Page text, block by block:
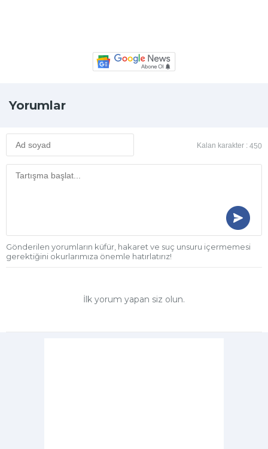
Yorumlar
Kalan karakter : 450
Gönderilen yorumların küfür, hakaret ve suç unsuru içermemesi
gerektiğini okurlarımıza önemle hatırlatırız!
İlk yorum yapan siz olun.